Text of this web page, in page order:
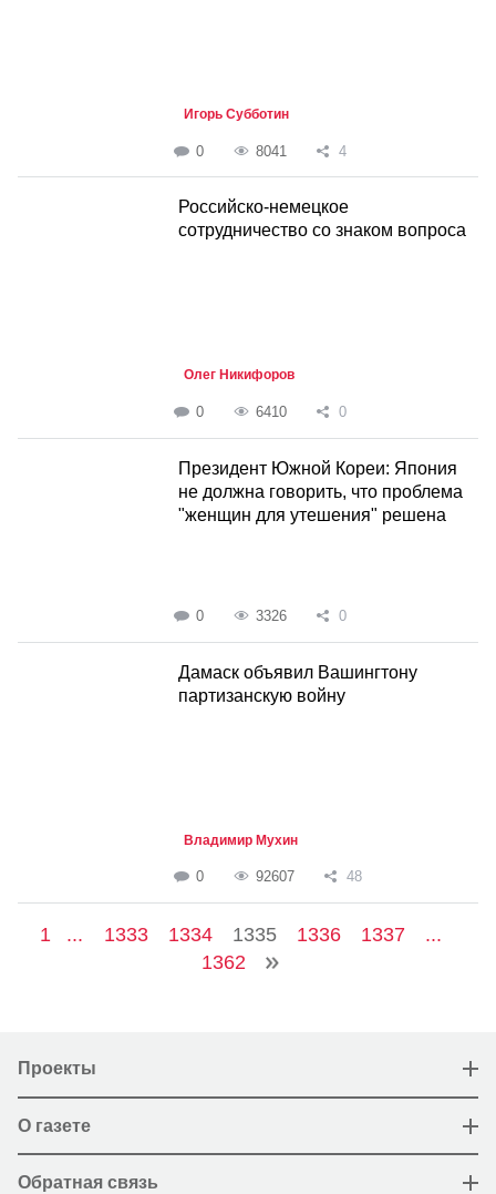
Игорь Субботин
0 8041 4
Российско-немецкое
сотрудничество со знаком вопроса
Олег Никифоров
0 6410 0
Президент Южной Кореи: Япония
не должна говорить, что проблема
"женщин для утешения" решена
0 3326 0
Дамаск объявил Вашингтону
партизанскую войну
Владимир Мухин
0 92607 48
1 ... 1333 1334 1335 1336 1337
...
1362
Проекты
О газете
Обратная связь